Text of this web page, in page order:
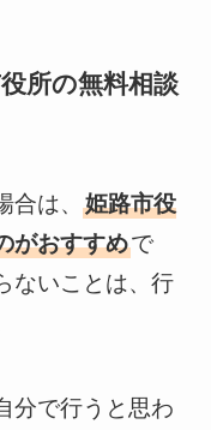
所の無料相談
は、 姫路市役
がおすすめで
ないことは、行
分で行うと思わ